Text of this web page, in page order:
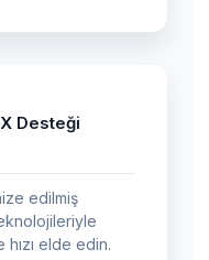
Desteği
edilmiş
elde edin.